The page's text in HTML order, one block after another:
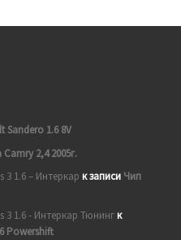
Sandero 1.6 8V
2,4 2005г.
3 1.6 – Интеркар к записи Чип
3 1.6 - Интеркар Тюнингк
Powershift